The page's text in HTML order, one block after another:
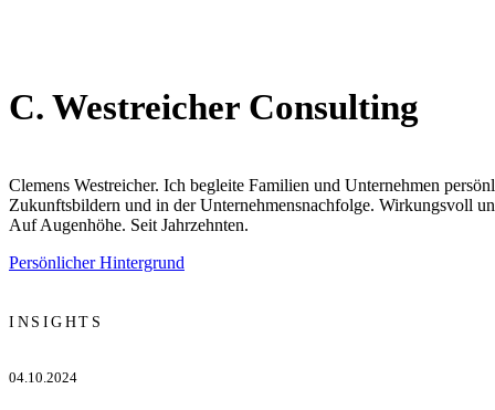
C. Westreicher Consulting
Clemens Westreicher. Ich begleite Familien und Unternehmen
Zukunftsbildern und in der Unternehmensnachfolge. Wirkungsvoll
Auf Augenhöhe. Seit Jahrzehnten.
Persönlicher Hintergrund
INSIGHTS
04.10.2024